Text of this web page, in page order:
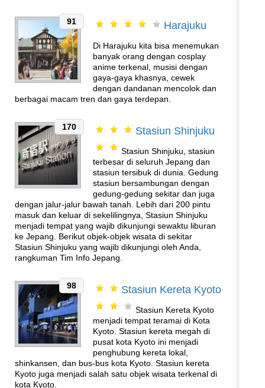
91 Harajuku
Di Harajuku kita bisa menemukan
banyak orang dengan cosplay
anime terkenal, musisi dengan
gaya-gaya khasnya, cewek
dengan dandanan mencolok dan
berbagai macam tren dan gaya terdepan.
170 Stasiun Shinjuku
Stasiun Shinjuku, stasiun
terbesar di seluruh Jepang dan
stasiun tersibuk di dunia. Gedung
stasiun bersambungan dengan
gedung-gedung sekitar dan juga
dengan jalur-jalur bawah tanah. Lebih dari 200 pintu
masuk dan keluar di sekelilingnya, Stasiun Shinjuku
menjadi tempat yang wajib dikunjungi sewaktu liburan
ke Jepang. Berikut objek-objek wisata di sekitar
Stasiun Shinjuku yang wajib dikunjungi oleh Anda,
rangkuman Tim Info Jepang.
98 Stasiun Kereta Kyoto
Stasiun Kereta Kyoto
menjadi tempat teramai di Kota
Kyoto. Stasiun kereta megah di
pusat kota Kyoto ini menjadi
penghubung kereta lokal,
shinkansen, dan bus-bus kota Kyoto. Stasiun kereta
Kyoto juga menjadi salah satu objek wisata terkenal di
kota Kyoto.